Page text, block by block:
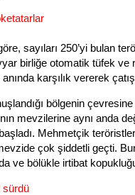
sayıları 250’yi bulan
birliğe otomatik tüfek ve
karşılık vererek
bölgenin
mevzilerine aynı anda
Mehmetçik
çok şiddetli geçti.
ve bölükle irtibat
sürdü